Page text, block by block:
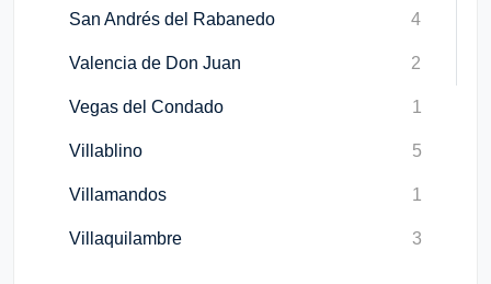
San Andrés del Rabanedo 4
Valencia de Don Juan 2
Vegas del Condado 1
Villablino 5
Villamandos 1
Villaquilambre 3